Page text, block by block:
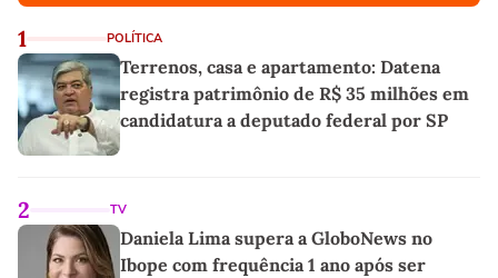
1 POLÍTICA
Terrenos, casa e apartamento: Datena
registra patrimônio de R$ 35 milhões em
candidatura a deputado federal por SP
2 TV
Daniela Lima supera a GloboNews no
Ibope com frequência 1 ano após ser